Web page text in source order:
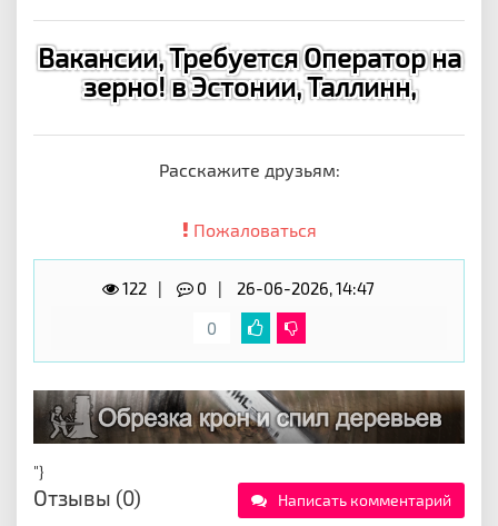
Вакансии, Требуется Оператор на
зерно! в Эстонии, Таллинн,
Расскажите друзьям:
Пожаловаться
122 0
26-06-2026, 14:47
0
"}
Отзывы (0) Написать комментарий